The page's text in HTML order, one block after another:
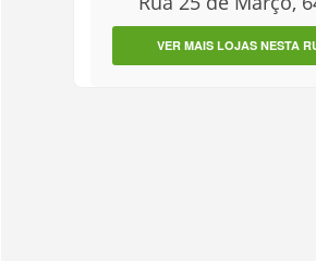
VER MAIS LOJAS NESTA